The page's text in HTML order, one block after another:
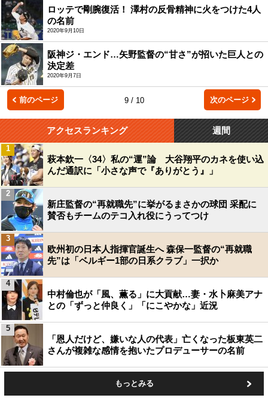
ロッテで剛腕復活！ 澤村の反骨精神に火をつけた4人
の名前
2020年9月10日
阪神ジ・エンド…矢野監督の“甘さ”が招いた巨人との
決定差
2020年9月7日
前のページ 9 / 10 次のページ
アクセスランキング 週間
萩本欽一〈34〉私の“運”論 大谷翔平のカネを使い込
んだ通訳に「小さな声で『ありがとう』」
1
新庄監督の“再就職先”に挙がるまさかの球団 采配に
賛否もチームのテコ入れ役にうってつけ
2
欧州初の日本人指揮官誕生へ 森保一監督の“再就職
先”は「ベルギー1部の日系クラブ」一択か
3
中村倫也が「風、薫る」に大貢献…妻・水卜麻美アナ
との「ずっと仲良く」「にこやかな」近況
4
「恩人だけど、嫌いな人の代表」亡くなった板東英二
さんが複雑な感情を抱いたプロデューサーの名前
5
もっとみる